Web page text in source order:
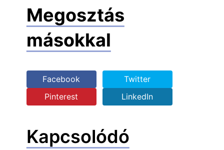
Megosztás
másokkal
Facebook
Twitter
Pinterest
LinkedIn
Kapcsolódó